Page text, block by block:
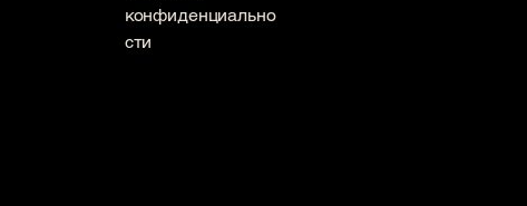
конфиденциально
сти